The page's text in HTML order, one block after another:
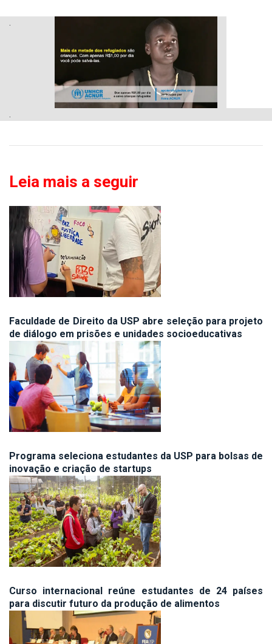
Leia mais a seguir
Faculdade de Direito da USP abre seleção para projeto
de diálogo em prisões e unidades socioeducativas
Programa seleciona estudantes da USP para bolsas de
inovação e criação de startups
Curso internacional reúne estudantes de 24 países
para discutir futuro da produção de alimentos